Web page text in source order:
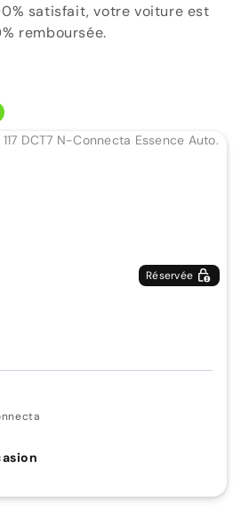
satisfait, votre voiture est
remboursée.
Réservée